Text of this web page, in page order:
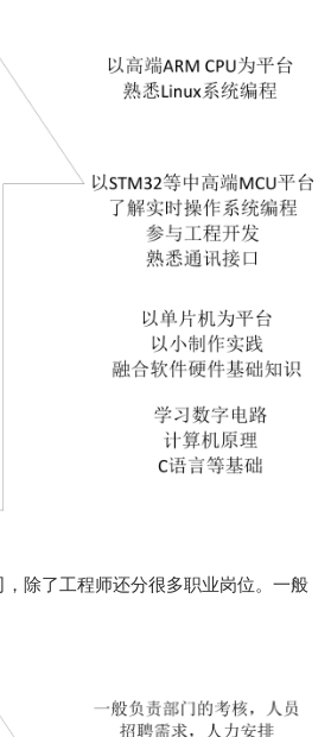
除了工程师还分很多职业岗位。一般